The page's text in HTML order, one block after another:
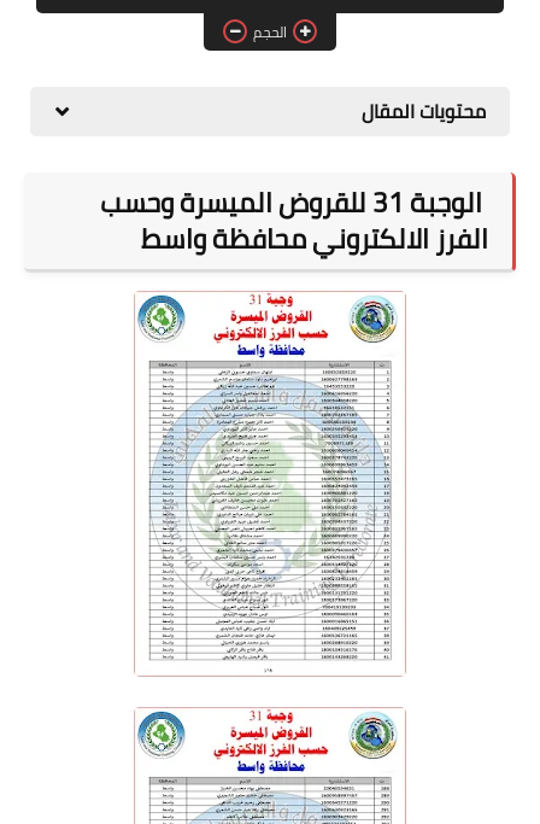
قطع الاراضي الحجم
محتويات المقال
الوجبة 31 للقروض الميسرة وحسب
الفرز الالكتروني محافظة واسط